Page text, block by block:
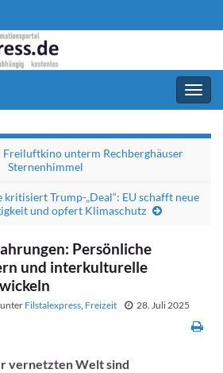
unterm Rechberghäuser
Sternenhimmel
Trump-„Deal“: EU schafft neue
und opfert Klimaschutz
Persönliche
und interkulturelle
unter Filstalexpress, Freizeit 28. Juli 2025
vernetzten Welt sind